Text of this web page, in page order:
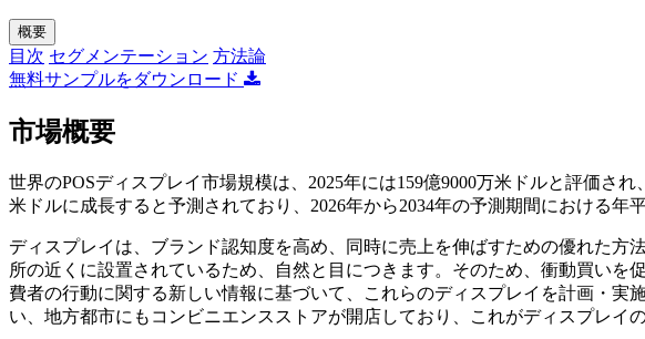
概要
目次 セグメンテーション 方法論
無料サンプルをダウンロード
市場概要
世界のPOSディスプレイ市場規模は、2025年には159億9000万米ドルと評価され
米ドルに成長すると予測されており、2026年から2034年の予測期間における年
ディスプレイは、ブランド認知度を高め、同時に売上を伸ばすための優れた方
所の近くに設置されているため、自然と目につきます。そのため、衝動買いを
費者の行動に関する新しい情報に基づいて、これらのディスプレイを計画・実
い、地方都市にもコンビニエンスストアが開店しており、これがディスプレイ